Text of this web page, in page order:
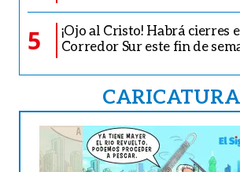
5
¡Ojo al Cristo! Habrá cierres
Corredor Sur este fin de